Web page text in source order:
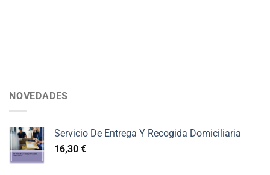
NOVEDADES
Servicio De Entrega Y Recogida Domiciliaria
16,30 €